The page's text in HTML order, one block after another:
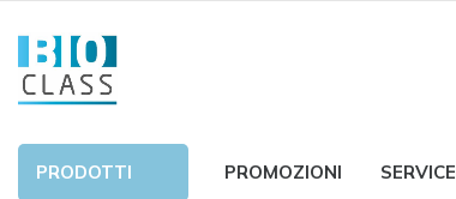
PRODOTTI PROMOZIONI SERVICE